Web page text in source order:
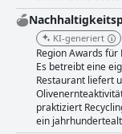
KI-generiert
Region Awards
Es betreibt eine
Restaurant liefert
praktiziert
ein